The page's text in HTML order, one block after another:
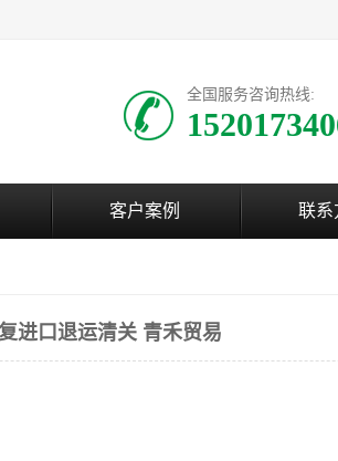
全国服务咨询热线:
客户案例 联系
进口退运清关 青禾贸易